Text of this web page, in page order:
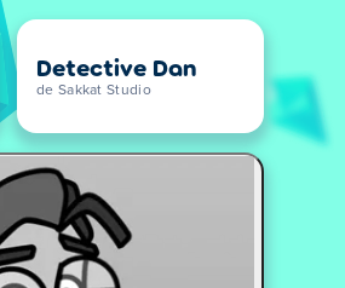
Detective Dan
de Sakkat Studio